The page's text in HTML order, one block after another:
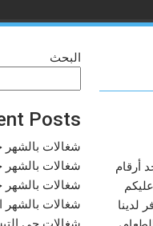
أرقام
لدينا
البحث
Posts
شغالات بالشهر جده
شغالات بالشهر جده
شغالات بالشهر جدة
شغالات بالشهر
شغالات حي التيسير